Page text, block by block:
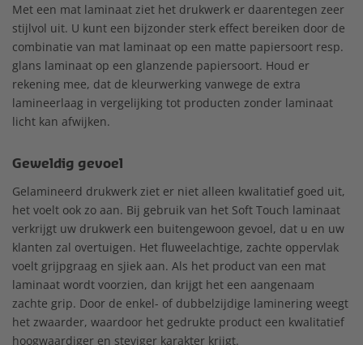
Met een mat laminaat ziet het drukwerk er daarentegen zeer
stijlvol uit. U kunt een bijzonder sterk effect bereiken door de
combinatie van mat laminaat op een matte papiersoort resp.
glans laminaat op een glanzende papiersoort. Houd er
rekening mee, dat de kleurwerking vanwege de extra
lamineerlaag in vergelijking tot producten zonder laminaat
licht kan afwijken.
Geweldig gevoel
Gelamineerd drukwerk ziet er niet alleen kwalitatief goed uit,
het voelt ook zo aan. Bij gebruik van het Soft Touch laminaat
verkrijgt uw drukwerk een buitengewoon gevoel, dat u en uw
klanten zal overtuigen. Het fluweelachtige, zachte oppervlak
voelt grijpgraag en sjiek aan. Als het product van een mat
laminaat wordt voorzien, dan krijgt het een aangenaam
zachte grip. Door de enkel- of dubbelzijdige laminering weegt
het zwaarder, waardoor het gedrukte product een kwalitatief
hoogwaardiger en steviger karakter krijgt.